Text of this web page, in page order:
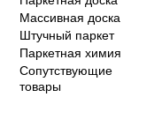
Массивная доска
Штучный паркет
Паркетная химия
Сопутствующие
товары